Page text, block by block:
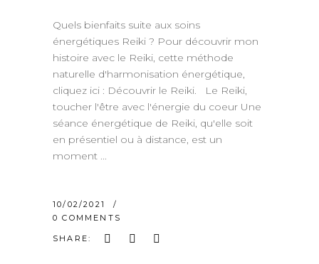
Quels bienfaits suite aux soins
énergétiques Reiki ? Pour découvrir mon
histoire avec le Reiki, cette méthode
naturelle d'harmonisation énergétique,
cliquez ici : Découvrir le Reiki. Le Reiki,
toucher l'être avec l'énergie du coeur Une
séance énergétique de Reiki, qu'elle soit
en présentiel ou à distance, est un
moment
10/02/2021
0 COMMENTS
SHARE: